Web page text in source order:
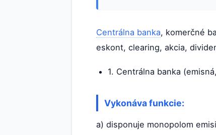
Centrálna banka, komerčné
eskont, clearing, akcia,
1. Centrálna banka
Vykonáva funkcie:
a) disponuje monopolom